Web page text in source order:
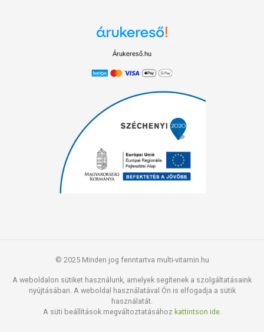
Árukereső.hu
© 2025 Minden jog fenntartva multi-vitamin.hu
A weboldalon sütiket használunk, amelyek segítenek a szolgáltatásaink
nyújtásában. A weboldal használatával Ön is elfogadja a sütik
használatát.
A süti beállítások megváltoztatásához kattintson ide.